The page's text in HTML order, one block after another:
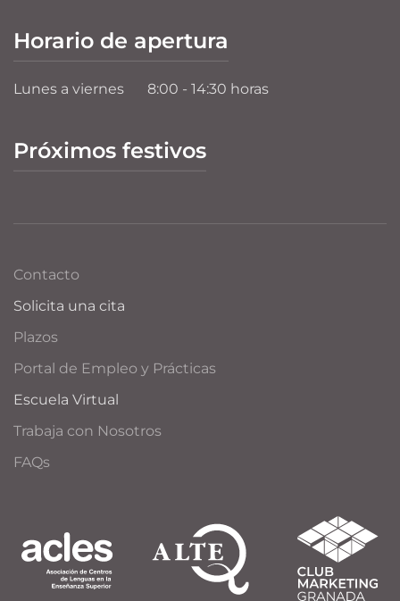
Horario de apertura
Lunes a viernes 8:00 - 14:30 horas
Próximos festivos
Contacto
Solicita una cita
Plazos
Portal de Empleo y Prácticas
Escuela Virtual
Trabaja con Nosotros
FAQs